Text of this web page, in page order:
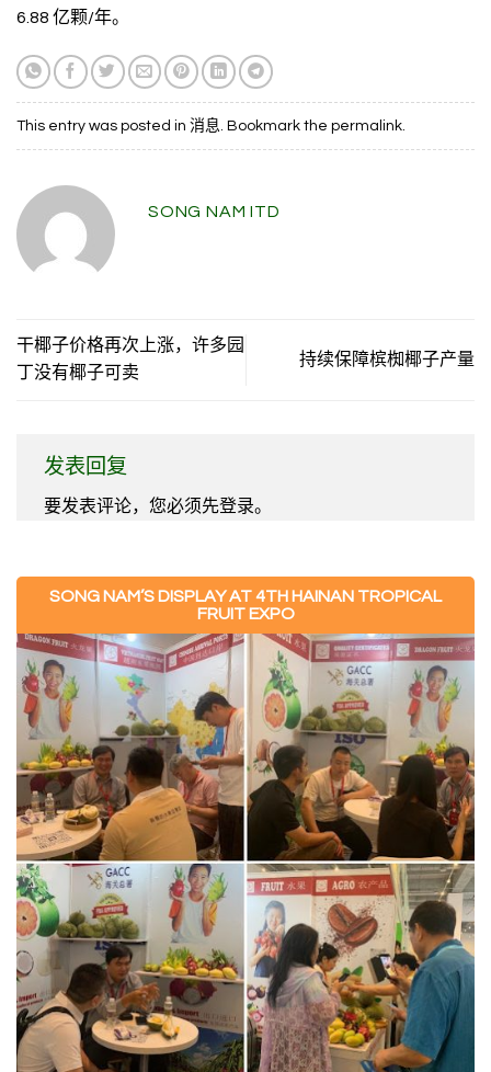
6.88 亿颗/年。
This entry was posted in 消息. Bookmark the permalink.
SONG NAM ITD
干椰子价格再次上涨，许多园
丁没有椰子可卖
持续保障槟椥椰子产量
发表回复
要发表评论，您必须先登录。
SONG NAM’S DISPLAY AT 4TH HAINAN TROPICAL
FRUIT EXPO